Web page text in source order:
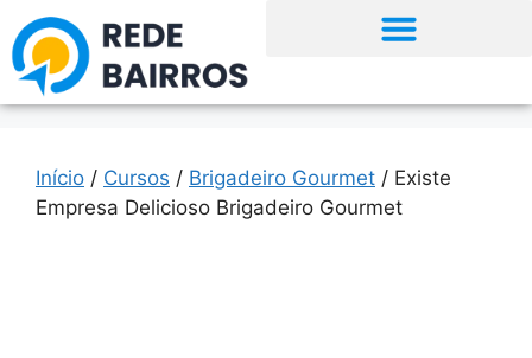
Início / Cursos / Brigadeiro Gourmet / Existe
Empresa Delicioso Brigadeiro Gourmet